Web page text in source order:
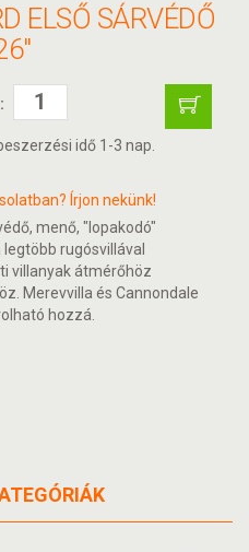
ELSŐ SÁRVÉDŐ
idő 1-3 nap.
Írjon nekünk!
menő, "lopakodó"
rugósvillával
villanyak átmérőhöz
Merevvilla és Cannondale
hozzá.